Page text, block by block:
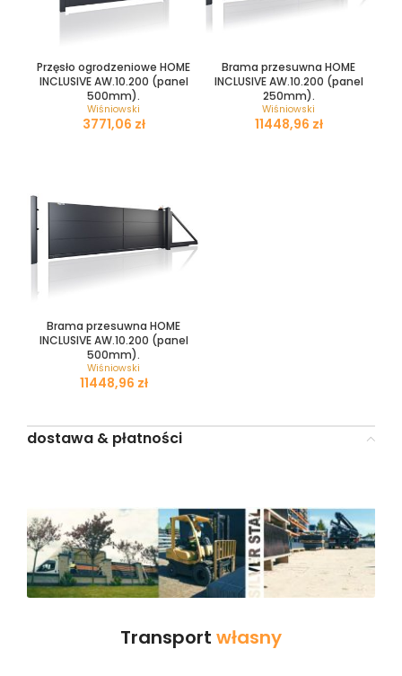
Przęsło ogrodzeniowe HOME
INCLUSIVE AW.10.200 (panel
500mm).
Wiśniowski
zł
Brama przesuwna HOME
INCLUSIVE AW.10.200 (panel
250mm).
Wiśniowski
zł
Brama przesuwna HOME
INCLUSIVE AW.10.200 (panel
500mm).
Wiśniowski
zł
dostawa & płatności
Transport własny